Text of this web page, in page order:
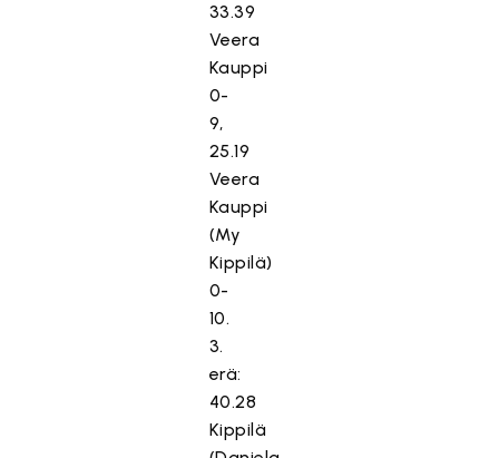
33.39
Veera
Kauppi
0-
9,
25.19
Veera
Kauppi
(My
Kippilä)
0-
10.
3.
erä:
40.28
Kippilä